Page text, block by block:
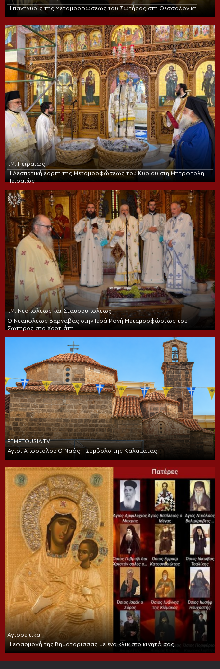
Η πανήγυρις της Μεταμορφώσεως του Σωτήρος στη Θεσσαλονίκη
Ι.Μ. Πειραιώς
Η Δεσποτική εορτή της Μεταμορφώσεως του Κυρίου στη Μητρόπολη
Πειραιώς
Ι.Μ. Νεαπόλεως και Σταυρουπόλεως
Ο Νεαπόλεως Βαρνάβας στην Ιερά Μονή Μεταμορφώσεως του
Σωτήρος στο Χορτιάτη
PEMPTOUSIA TV
Άγιοι Απόστολοι: Ο Ναός – Σύμβολο της Καλαμάτας
Αγιορείτικα
Η εφαρμογή της Βηματάρισσας με ένα κλικ στο κινητό σας